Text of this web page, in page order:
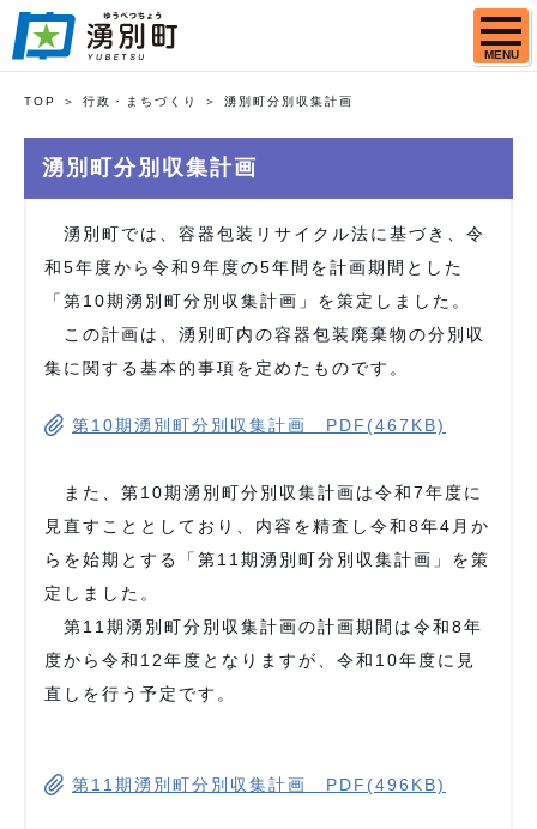
MENU
TOP 行政・まちづくり 湧別町分別収集計画
湧別町分別収集計画
湧別町では、容器包装リサイクル法に基づき、令
和5年度から令和9年度の5年間を計画期間とした
「第10期湧別町分別収集計画」を策定しました。
この計画は、湧別町内の容器包装廃棄物の分別収
集に関する基本的事項を定めたものです。
第10期湧別町分別収集計画 PDF(467KB)
また、第10期湧別町分別収集計画は令和7年度に
見直すこととしており、内容を精査し令和8年4月か
らを始期とする「第11期湧別町分別収集計画」を策
定しました。
第11期湧別町分別収集計画の計画期間は令和8年
度から令和12年度となりますが、令和10年度に見
直しを行う予定です。
第11期湧別町分別収集計画 PDF(496KB)